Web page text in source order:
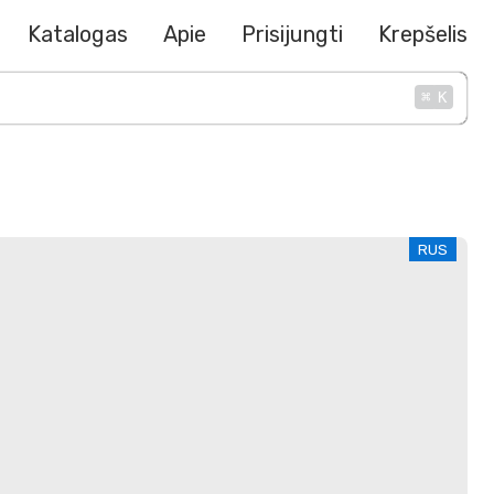
Katalogas Apie Prisijungti Krepšelis
⌘ K
RUS